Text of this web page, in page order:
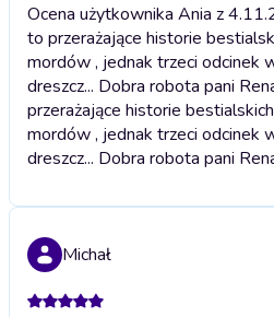
Ocena użytkownika Ania z
to przerażające historie
mordów , jednak trzeci odcinek
dreszcz... Dobra robota pani
przerażające historie
mordów , jednak trzeci odcinek
dreszcz... Dobra robota pani
Michał